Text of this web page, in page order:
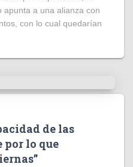
apunta a una alianza con
con lo cual quedarían
de las
por lo que